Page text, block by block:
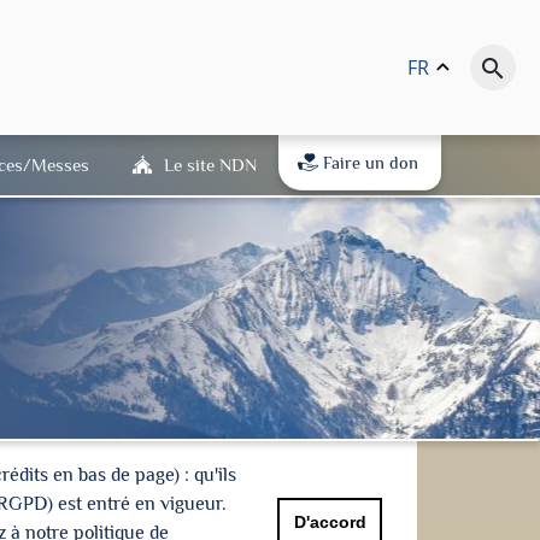
FR keyboard_arrow_up search
Messes Le site NDN Faire un don
en bas de page) : qu'ils
est entré en vigueur.
à notre politique de
D'accord